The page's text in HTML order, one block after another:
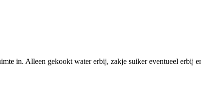
in. Alleen gekookt water erbij, zakje suiker eventueel erbij